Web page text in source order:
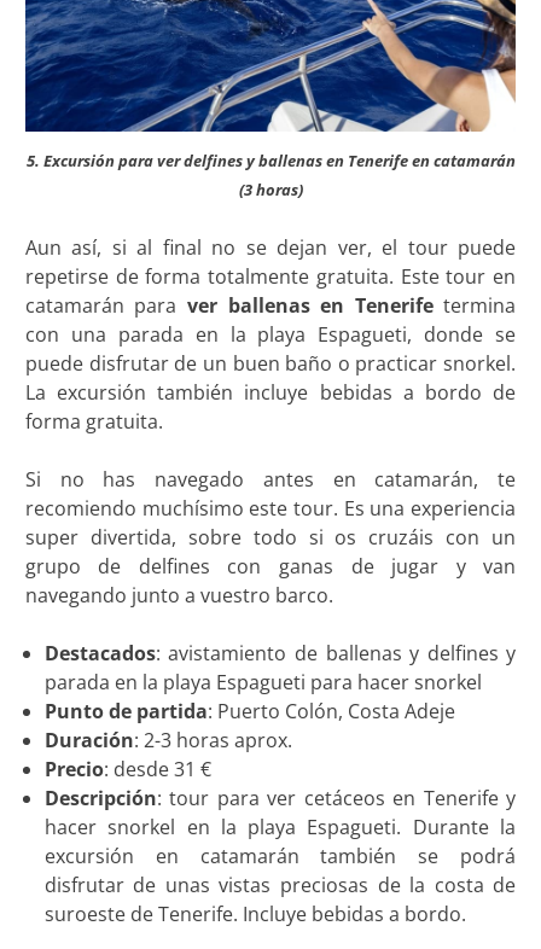
5. Excursión para ver delfines y ballenas en Tenerife en catamarán
(3 horas)
Aun así, si al final no se dejan ver, el tour puede
repetirse de forma totalmente gratuita. Este tour en
catamarán para ver ballenas en Tenerifetermina
con una parada en la playa Espagueti, donde se
puede disfrutar de un buen baño o practicar snorkel.
La excursión también incluye bebidas a bordo de
forma gratuita.
Si no has navegado antes en catamarán, te
recomiendo muchísimo este tour. Es una experiencia
super divertida, sobre todo si os cruzáis con un
grupo de delfines con ganas de jugar y van
navegando junto a vuestro barco.
Destacados: avistamiento de ballenas y delfines y
parada en la playa Espagueti para hacer snorkel
Punto de partida: Puerto Colón, Costa Adeje
Duración: 2-3 horas aprox.
Precio: desde 31 €
Descripción: tour para ver cetáceos en Tenerife y
hacer snorkel en la playa Espagueti. Durante la
excursión en catamarán también se podrá
disfrutar de unas vistas preciosas de la costa de
suroeste de Tenerife. Incluye bebidas a bordo.